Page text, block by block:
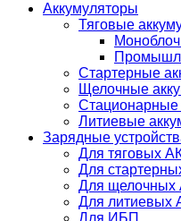
Аккумуляторы
Тяговые
Стартерные
Щелочные
Стационарные
Литиевые
Зарядные
Для тяговых
Для
Для щелочных
Для литиевых
Для ИБП